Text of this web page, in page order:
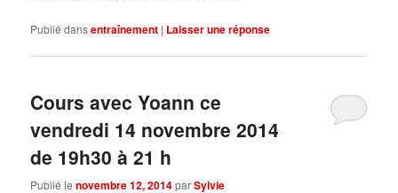
Publié dansentraînement | Laisser une réponse
Cours avec Yoann ce
vendredi 14 novembre 2014
de 19h30 à 21 h
Publié lenovembre 12, 2014parSylvie